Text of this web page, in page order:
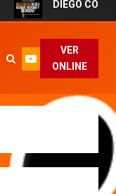
DIEGO CORTES El
VER
ONLINE